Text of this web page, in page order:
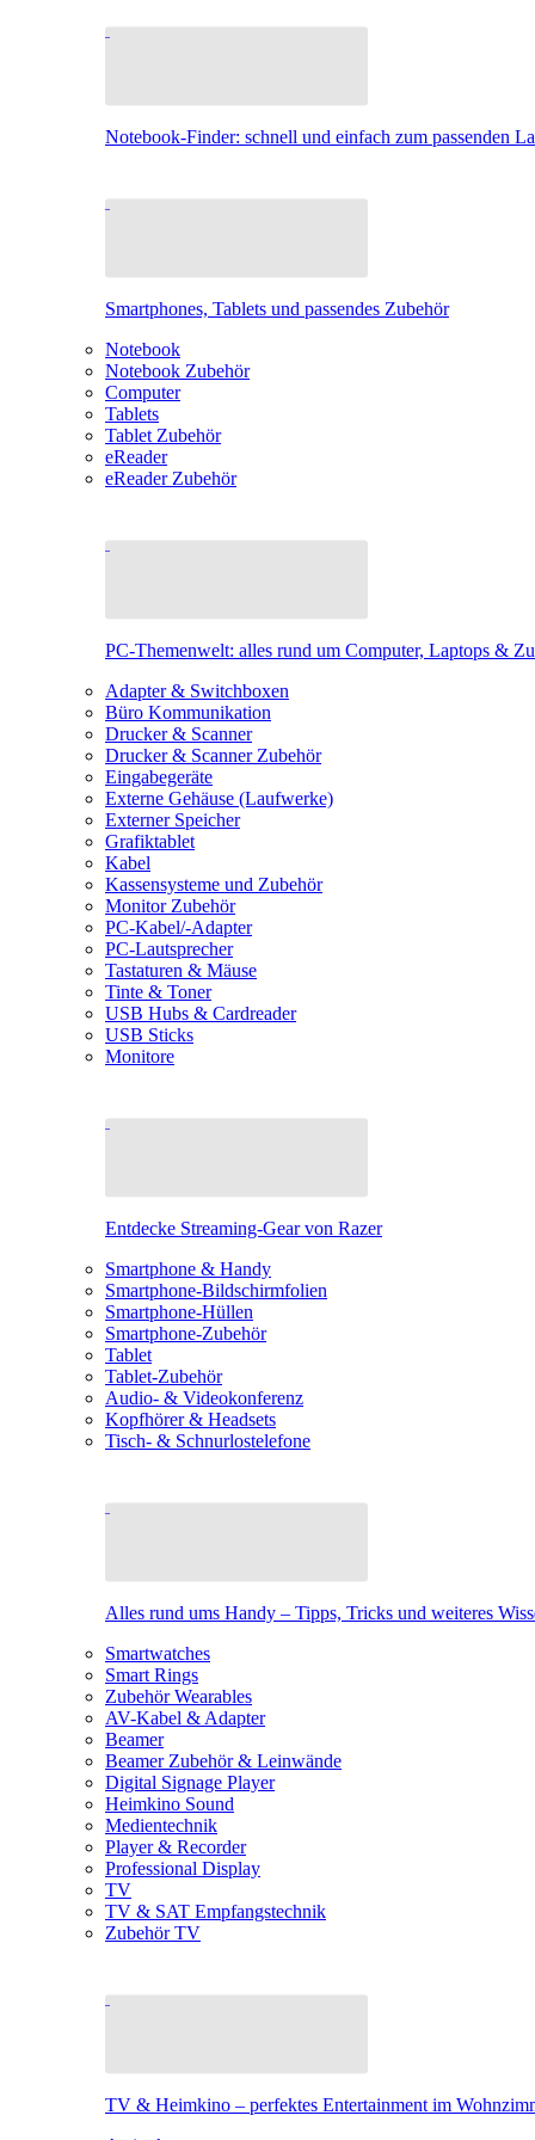
Notebook-Finder: schnell und einfach zum passenden
Smartphones, Tablets und passendes Zubehör
Notebook
Notebook Zubehör
Computer
Tablets
Tablet Zubehör
eReader
eReader Zubehör
PC-Themenwelt: alles rund um Computer, Laptops &
Adapter & Switchboxen
Büro Kommunikation
Drucker & Scanner
Drucker & Scanner Zubehör
Eingabegeräte
Externe Gehäuse (Laufwerke)
Externer Speicher
Grafiktablet
Kabel
Kassensysteme und Zubehör
Monitor Zubehör
PC-Kabel/-Adapter
PC-Lautsprecher
Tastaturen & Mäuse
Tinte & Toner
USB Hubs & Cardreader
USB Sticks
Monitore
Entdecke Streaming-Gear von Razer
Smartphone & Handy
Smartphone-Bildschirmfolien
Smartphone-Hüllen
Smartphone-Zubehör
Tablet
Tablet-Zubehör
Audio- & Videokonferenz
Kopfhörer & Headsets
Tisch- & Schnurlostelefone
Alles rund ums Handy – Tipps, Tricks und weiteres
Smartwatches
Smart Rings
Zubehör Wearables
AV-Kabel & Adapter
Beamer
Beamer Zubehör & Leinwände
Digital Signage Player
Heimkino Sound
Medientechnik
Player & Recorder
Professional Display
TV
TV & SAT Empfangstechnik
Zubehör TV
TV & Heimkino – perfektes Entertainment im